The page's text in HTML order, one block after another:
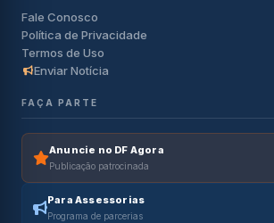
Fale Conosco
Política de Privacidade
Termos de Uso
Enviar Notícia
FAÇA PARTE
Anuncie no DF Agora
Publicação patrocinada
Para Assessorias
Programa de parcerias